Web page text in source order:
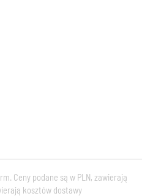
Ceny podane są w PLN, zawierają
kosztów dostawy